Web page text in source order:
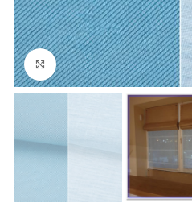
Увеличить